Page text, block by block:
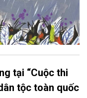
tại “Cuộc thi
tộc toàn quốc